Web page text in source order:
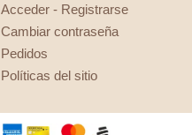
Acceder - Registrarse
Cambiar contraseña
Pedidos
Políticas del sitio